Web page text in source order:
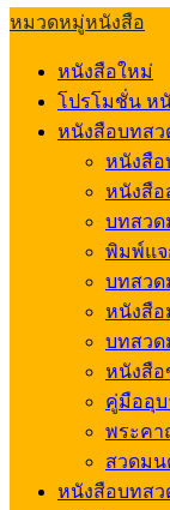
หมวดหมู่หนังสือ
หนังสือใหม่
โปรโมชั่น ห
หนังสือบทส
หนังสื
หนังสือ
บทสวด
พิมพ์แจ
บทสวด
หนังสื
บทสว
หนังสือ
คู่มืออุบ
พระค
สวดมน
หนังสือบทส